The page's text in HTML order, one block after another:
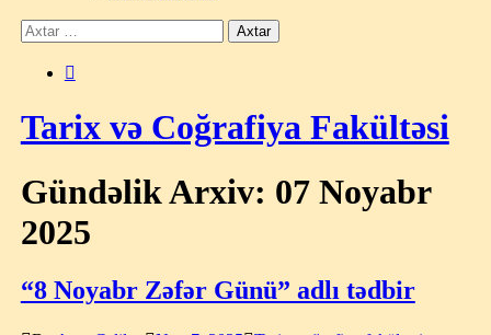
Tarix və Coğrafiya Fakültəsi
Gündəlik Arxiv: 07 Noyabr
2025
“8 Noyabr Zəfər Günü” adlı tədbir